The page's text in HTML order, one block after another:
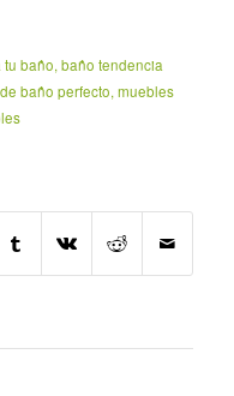
tu baño, baño tendencia
baño perfecto, muebles